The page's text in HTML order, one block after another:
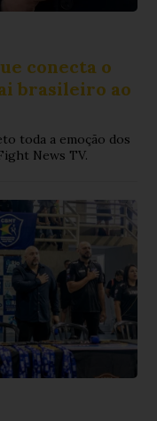
conecta o
brasileiro ao
toda a emoção dos
News TV.